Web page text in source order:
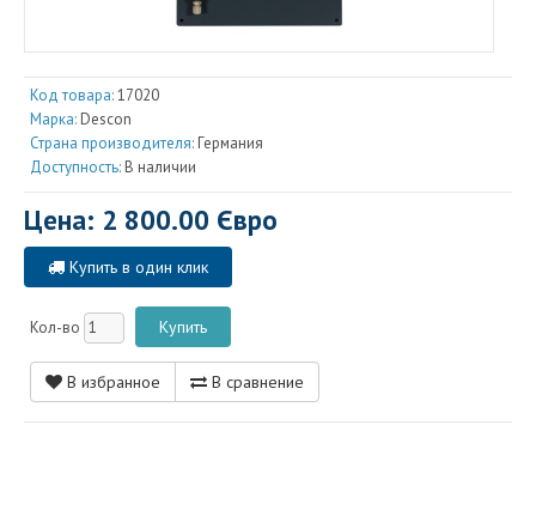
Код товара:17020
Марка: Descon
Страна производителя: Германия
Доступность: В наличии
Цена: 2 800.00 Євро
Купить в один клик
Кол-во
В избранное В сравнение